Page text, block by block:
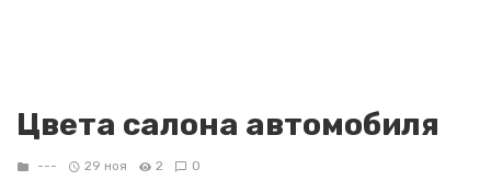
Цвета салона автомобиля
--- 29 ноя 2 0